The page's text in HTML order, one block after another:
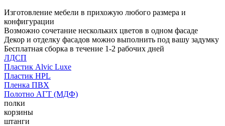
Изготовление мебели в прихожую любого размера и
конфигурации
Возможно сочетание нескольких цветов в одном фасаде
Декор и отделку фасадов можно выполнить под вашу задумку
Бесплатная сборка в течение 1-2 рабочих дней
ЛДСП
Пластик Alvic Luxe
Пластик HPL
Пленка ПВХ
Полотно АГТ (МДФ)
полки
корзины
штанги